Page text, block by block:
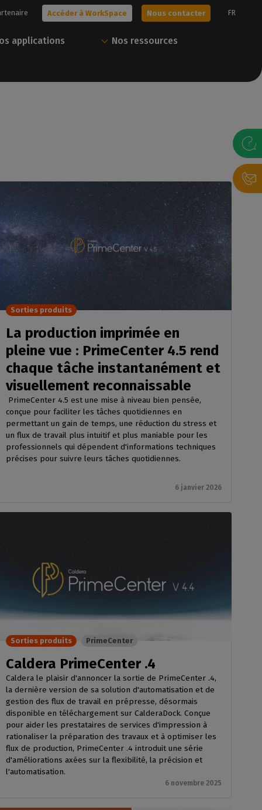
applications
Nous contacter
Nos ressources
Accéder à WorkSpace
Accéder à WorkSpace Nous contacter FR
La production imprimée en
pleine vue : PrimeCenter 4.5 rend
chaque tâche instantanément et
visuellement reconnaissable
PrimeCenter 4.5 est une mise à niveau bien pensée,
conçue pour faciliter les tâches quotidiennes en
permettant un gain de temps, une réduction du stress et
un flux de travail plus intuitif et plus maniable pour les
professionnels qui dépendent d'informations techniques
précises pour suivre leurs tâches quotidiennes.
6 janvier 2026
Sorties produits
Caldera PrimeCenter .4
Caldera le plaisir d'annoncer la sortie de PrimeCenter .4,
la dernière version de sa solution d'automatisation et de
gestion des flux de travail en prépresse, désormais
disponible en téléchargement sur CalderaDock. Conçue
pour aider les prestataires de services d'impression à
rationaliser la préparation des travaux et à optimiser les
flux de production, PrimeCenter .4 introduit une série
d'améliorations axées sur la flexibilité, la précision et
l'automatisation.
6 novembre 2025
Sorties produits PrimeCenter